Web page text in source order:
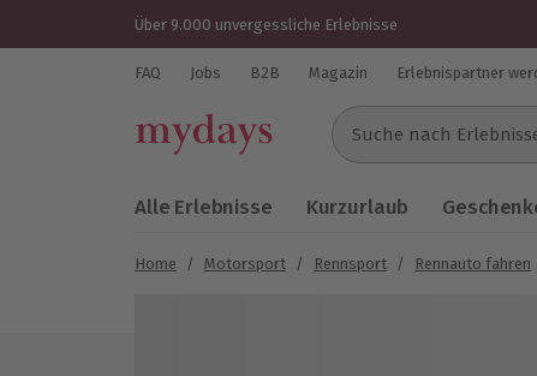
Über 9.000 unvergessliche Erlebnisse
FAQ Jobs B2B Magazin Erlebnispartner
Suche nach
Alle Erlebnisse Kurzurlaub
Home / Motorsport / Rennsport / Rennauto fahren